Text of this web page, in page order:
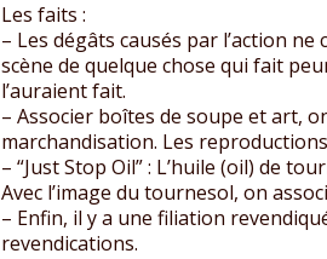
Les faits :
– Les dégâts causés par l’action
scène de quelque chose qui fait
l’auraient fait.
– Associer boîtes de soupe et art,
marchandisation. Les
– “Just Stop Oil” : L’huile (oil) de
Avec l’image du tournesol, on
– Enfin, il y a une filiation
revendications.